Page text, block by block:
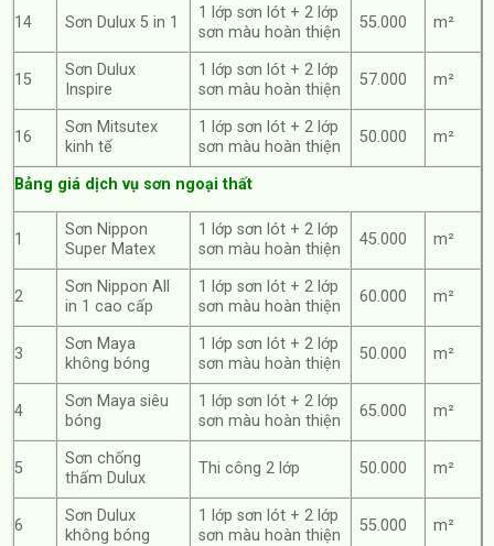
14 Sơn Dulux 5 in 1
1 lớp sơn lót + 2 lớp
sơn màu hoàn thiện
55.000 m²
15
Sơn Dulux
Inspire
1 lớp sơn lót + 2 lớp
sơn màu hoàn thiện
57.000 m²
16
Sơn Mitsutex
kinh tế
1 lớp sơn lót + 2 lớp
sơn màu hoàn thiện
50.000 m²
Bảng giá dịch vụ sơn ngoại thất
1
Sơn Nippon
Super Matex
1 lớp sơn lót + 2 lớp
sơn màu hoàn thiện
45.000 m²
2
Sơn Nippon All
in 1 cao cấp
1 lớp sơn lót + 2 lớp
sơn màu hoàn thiện
60.000 m²
3
Sơn Maya
không bóng
1 lớp sơn lót + 2 lớp
sơn màu hoàn thiện
50.000 m²
4
Sơn Maya siêu
bóng
1 lớp sơn lót + 2 lớp
sơn màu hoàn thiện
65.000 m²
5
Sơn chống
thấm Dulux
Thi công 2 lớp 50.000 m²
6
Sơn Dulux
không bóng
1 lớp sơn lót + 2 lớp
sơn màu hoàn thiện
55.000 m²